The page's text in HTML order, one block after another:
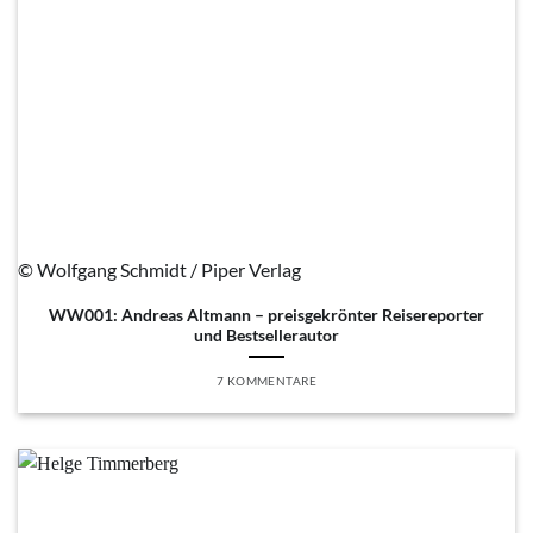
© Wolfgang Schmidt / Piper Verlag
WW001: Andreas Altmann – preisgekrönter Reisereporter
und Bestsellerautor
7 KOMMENTARE